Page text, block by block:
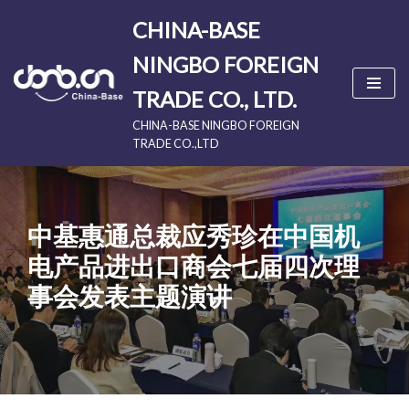
to
content
CHINA-BASE
NINGBO FOREIGN
TRADE CO., LTD.
CHINA-BASE NINGBO FOREIGN
TRADE CO.,LTD
中基惠通总裁应秀珍在中国机
电产品进出口商会七届四次理
事会发表主题演讲